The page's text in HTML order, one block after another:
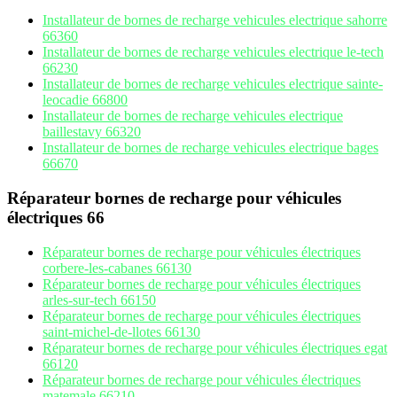
Installateur de bornes de recharge vehicules electrique sahorre
66360
Installateur de bornes de recharge vehicules electrique le-tech
66230
Installateur de bornes de recharge vehicules electrique sainte-
leocadie 66800
Installateur de bornes de recharge vehicules electrique
baillestavy 66320
Installateur de bornes de recharge vehicules electrique bages
66670
Réparateur bornes de recharge pour véhicules
électriques 66
Réparateur bornes de recharge pour véhicules électriques
corbere-les-cabanes 66130
Réparateur bornes de recharge pour véhicules électriques
arles-sur-tech 66150
Réparateur bornes de recharge pour véhicules électriques
saint-michel-de-llotes 66130
Réparateur bornes de recharge pour véhicules électriques egat
66120
Réparateur bornes de recharge pour véhicules électriques